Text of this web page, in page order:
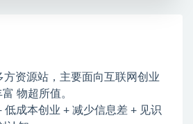
资源站，主要面向互联网创业
物超所值。
成本创业 + 减少信息差 + 见识